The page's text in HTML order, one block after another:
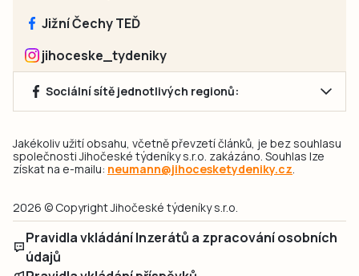
Jižní Čechy TEĎ
jihoceske_tydeniky
Sociální sítě jednotlivých regionů:
Jakékoliv užití obsahu, včetně převzetí článků, je bez souhlasu
společnosti Jihočeské týdeníky s.r.o. zakázáno. Souhlas lze
získat na e-mailu: neumann@jihocesketydeniky.cz
2026 © Copyright Jihočeské týdeníky s.r.o.
Pravidla vkládání Inzerátů a zpracování osobních
údajů